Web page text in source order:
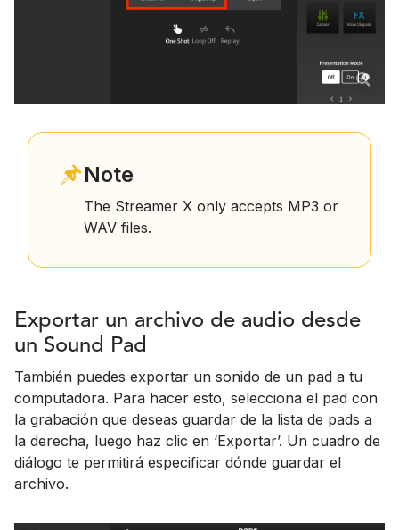
Note
The Streamer X only accepts MP3 or
WAV files.
Exportar un archivo de audio desde
un Sound Pad
También puedes exportar un sonido de un pad a tu
computadora. Para hacer esto, selecciona el pad con
la grabación que deseas guardar de la lista de pads a
la derecha, luego haz clic en ‘Exportar’. Un cuadro de
diálogo te permitirá especificar dónde guardar el
archivo.